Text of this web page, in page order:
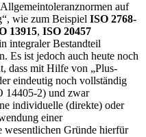
auf
wie zum Beispiel ISO 2768-
13915, ISO 20457
integraler Bestandteil
Es ist jedoch auch heute noch
dass mit Hilfe von „Plus-
eindeutig noch vollständig
14405-2) und zwar
individuelle (direkte) oder
einer
Gründe hierfür